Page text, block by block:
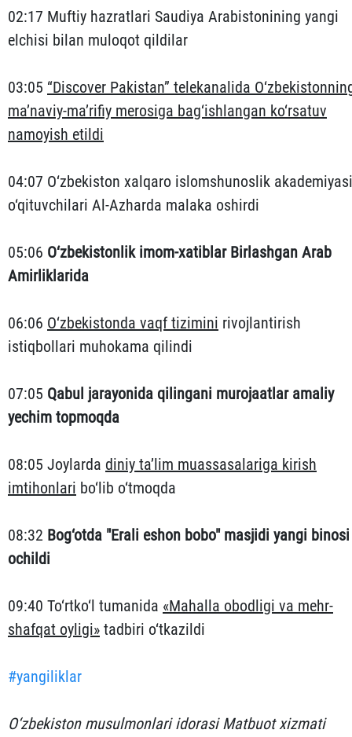
02:17 Muftiy hazratlari Saudiya Arabistonining yangi
elchisi bilan muloqot qildilar
03:05 “Discover Pakistan” telekanalida
ma’naviy-ma’rifiy merosiga bag‘ishlangan ko‘rsatuv
namoyish etildi
04:07 O‘zbekiston xalqaro islomshunoslik akademiyasi
o‘qituvchilari Al-Azharda malaka oshirdi
05:06 O‘zbekistonlik imom-xatiblar Birlashgan Arab
Amirliklarida
06:06 O‘zbekistonda vaqf tizimini rivojlantirish
istiqbollari muhokama qilindi
07:05 Qabul jarayonida qilingani murojaatlar amaliy
yechim topmoqda
08:05 Joylarda diniy ta’lim muassasalariga kirish
imtihonlari bo‘lib o‘tmoqda
08:32 Bog‘otda "Erali eshon bobo" masjidi yangi binosi
ochildi
09:40 To‘rtko‘l tumanida «Mahalla obodligi va mehr-
shafqat oyligi» tadbiri o‘tkazildi
#yangiliklar
O‘zbekiston musulmonlari idorasi Matbuot xizmati